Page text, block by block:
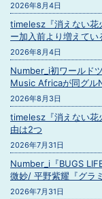
2026年8月4日
timelesz『消えない花
ー加入前より増えてい
2026年8月4日
Number_i初ワールド
Music Africaが同グル
2026年8月3日
timelesz『消えない花
由は2つ
2026年7月31日
Number_i『BUGS
微妙/ 平野紫耀『グラ
2026年7月31日